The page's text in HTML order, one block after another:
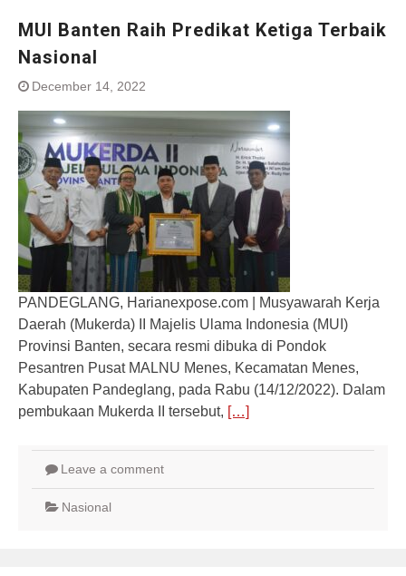
MUI Banten Raih Predikat Ketiga Terbaik
Nasional
December 14, 2022
PANDEGLANG, Harianexpose.com | Musyawarah Kerja
Daerah (Mukerda) II Majelis Ulama Indonesia (MUI)
Provinsi Banten, secara resmi dibuka di Pondok
Pesantren Pusat MALNU Menes, Kecamatan Menes,
Kabupaten Pandeglang, pada Rabu (14/12/2022). Dalam
pembukaan Mukerda II tersebut, […]
Leave a comment
Nasional